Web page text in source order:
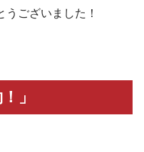
うございました！
」